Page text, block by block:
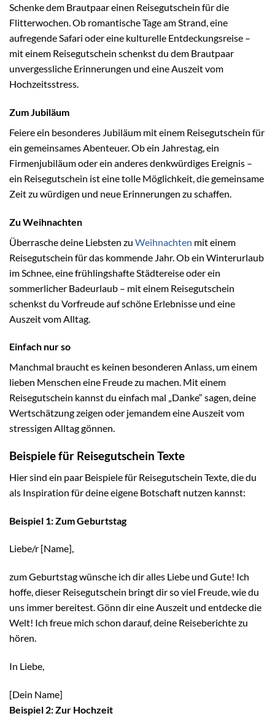
Schenke dem Brautpaar einen Reisegutschein für die
Flitterwochen. Ob romantische Tage am Strand, eine
aufregende Safari oder eine kulturelle Entdeckungsreise –
mit einem Reisegutschein schenkst du dem Brautpaar
unvergessliche Erinnerungen und eine Auszeit vom
Hochzeitsstress.
Zum Jubiläum
Feiere ein besonderes Jubiläum mit einem Reisegutschein für
ein gemeinsames Abenteuer. Ob ein Jahrestag, ein
Firmenjubiläum oder ein anderes denkwürdiges Ereignis –
ein Reisegutschein ist eine tolle Möglichkeit, die gemeinsame
Zeit zu würdigen und neue Erinnerungen zu schaffen.
Zu Weihnachten
Überrasche deine Liebsten zu Weihnachten mit einem
Reisegutschein für das kommende Jahr. Ob ein Winterurlaub
im Schnee, eine frühlingshafte Städtereise oder ein
sommerlicher Badeurlaub – mit einem Reisegutschein
schenkst du Vorfreude auf schöne Erlebnisse und eine
Auszeit vom Alltag.
Einfach nur so
Manchmal braucht es keinen besonderen Anlass, um einem
lieben Menschen eine Freude zu machen. Mit einem
Reisegutschein kannst du einfach mal „Danke“ sagen, deine
Wertschätzung zeigen oder jemandem eine Auszeit vom
stressigen Alltag gönnen.
Beispiele für Reisegutschein Texte
Hier sind ein paar Beispiele für Reisegutschein Texte, die du
als Inspiration für deine eigene Botschaft nutzen kannst:
Beispiel 1: Zum Geburtstag
Liebe/r [Name],
zum Geburtstag wünsche ich dir alles Liebe und Gute! Ich
hoffe, dieser Reisegutschein bringt dir so viel Freude, wie du
uns immer bereitest. Gönn dir eine Auszeit und entdecke die
Welt! Ich freue mich schon darauf, deine Reiseberichte zu
hören.
In Liebe,
[Dein Name]
Beispiel 2: Zur Hochzeit